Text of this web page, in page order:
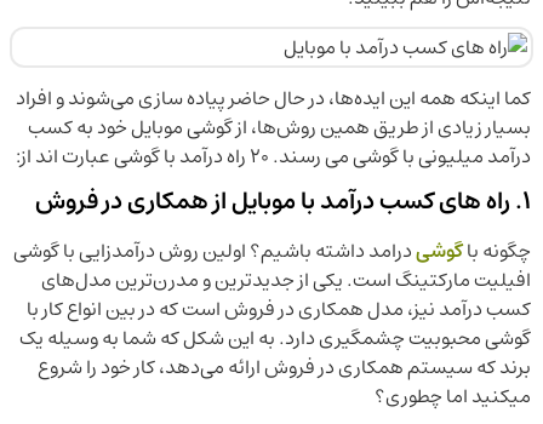
کما اینکه همه این ایده‌ها، در حال حاضر پیاده سازی می‌شوند و افراد
بسیار زیادی از طریق همین روش‌ها، از گوشی موبایل خود به کسب
درآمد میلیونی با گوشی می رسند. 20 راه درآمد با گوشی عبارت اند از:
1. راه های کسب درآمد با موبایل از همکاری در فروش
چگونه باگوشیدرامد داشته باشیم؟ اولین روش درآمدزایی با گوشی
افیلیت مارکتینگ است. یکی از جدیدترین و مدرن‌ترین مدل‌های
کسب درآمد نیز، مدل همکاری در فروش است که در بین انواع کار با
گوشی محبوبیت چشمگیری دارد. به این شکل که شما به وسیله یک
برند که سیستم همکاری در فروش ارائه می‌دهد، کار خود را شروع
میکنید اما چطوری؟